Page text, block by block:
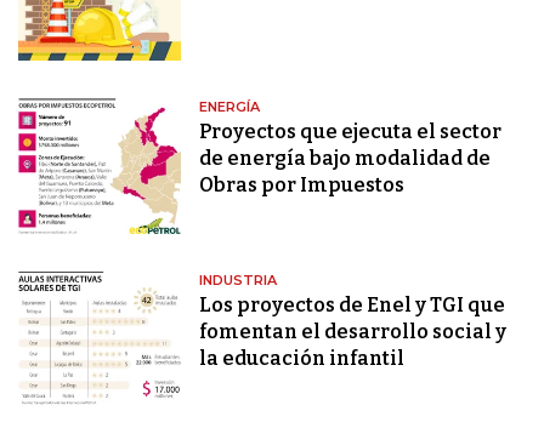
ENERGÍA
Proyectos que ejecuta el sector
de energía bajo modalidad de
Obras por Impuestos
INDUSTRIA
Los proyectos de Enel y TGI que
fomentan el desarrollo social y
la educación infantil